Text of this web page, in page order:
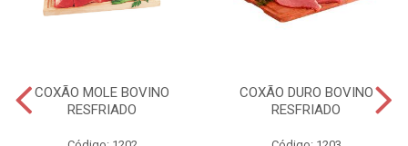
COXÃO MOLE BOVINO
RESFRIADO
COXÃO DURO BOVINO
RESFRIADO